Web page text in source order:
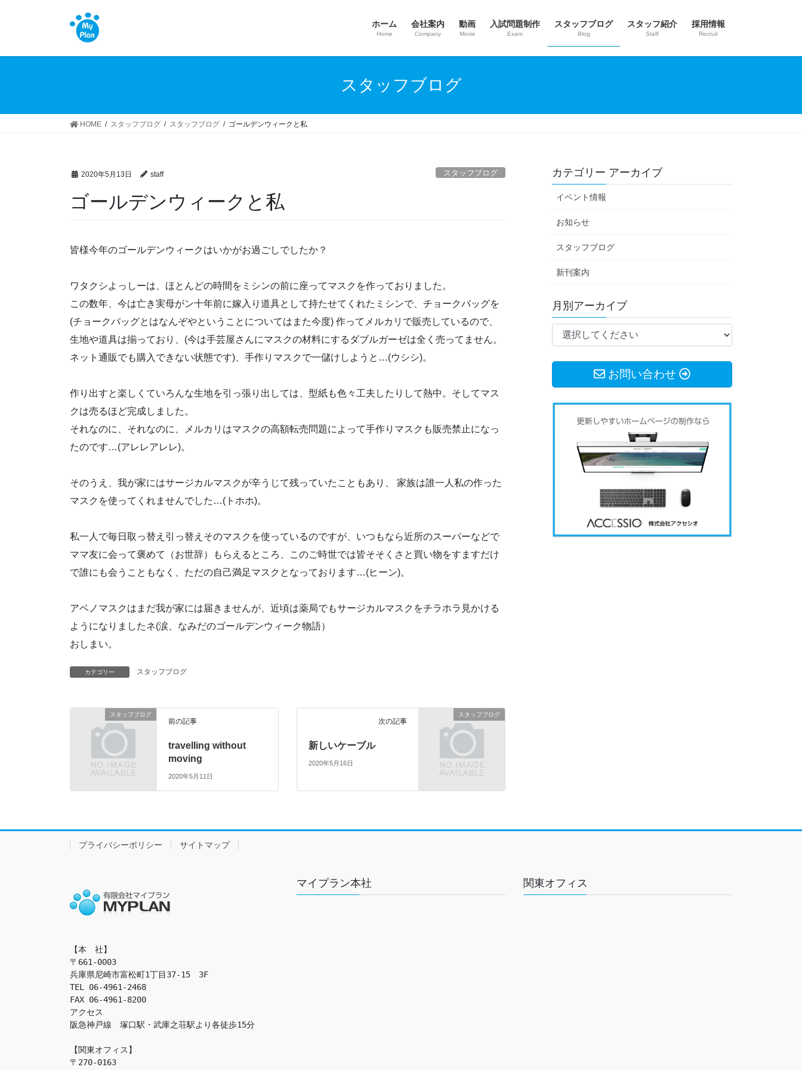
ホーム
Home
会社案内
Company
動画
Movie
入試問題制作
Exam
スタッフブログ
Blog
スタッフ紹介
Staff
採用情報
Recruit
スタッフブログ
HOME スタッフブログ スタッフブログ ゴールデンウィークと私
2020年5月13日 staff スタッフブログ
ゴールデンウィークと私
皆様今年のゴールデンウィークはいかがお過ごしでしたか？
ワタクシよっしーは、ほとんどの時間をミシンの前に座ってマスクを作っておりました。
この数年、今は亡き実母がン十年前に嫁入り道具として持たせてくれたミシンで、チョークバッグを
(チョークバッグとはなんぞやということについてはまた今度) 作ってメルカリで販売しているので、
生地や道具は揃っており、(今は手芸屋さんにマスクの材料にするダブルガーゼは全く売ってません。
ネット通販でも購入できない状態です)、手作りマスクで一儲けしようと…(ウシシ)。
作り出すと楽しくていろんな生地を引っ張り出しては、型紙も色々工夫したりして熱中。そしてマス
クは売るほど完成しました。
それなのに、それなのに、メルカリはマスクの高額転売問題によって手作りマスクも販売禁止になっ
たのです…(アレレアレレ)。
そのうえ、我が家にはサージカルマスクが辛うじて残っていたこともあり、 家族は誰一人私の作った
マスクを使ってくれませんでした…(トホホ)。
私一人で毎日取っ替え引っ替えそのマスクを使っているのですが、いつもなら近所のスーパーなどで
ママ友に会って褒めて（お世辞）もらえるところ、このご時世では皆そそくさと買い物をすますだけ
で誰にも会うこともなく、ただの自己満足マスクとなっております…(ヒーン)。
アベノマスクはまだ我が家には届きませんが、近頃は薬局でもサージカルマスクをチラホラ見かける
ようになりましたネ(涙、なみだのゴールデンウィーク物語）
おしまい。
カテゴリー スタッフブログ
スタッフブログ
前の記事
travelling without
moving
2020年5月11日
スタッフブログ
次の記事
新しいケーブル
2020年5月16日
カテゴリー アーカイブ
イベント情報
お知らせ
スタッフブログ
新刊案内
月別アーカイブ
お問い合わせ
プライバシーポリシー サイトマップ
【本　社】
〒661-0003
兵庫県尼崎市富松町1丁目37-15　3F
TEL 06-4961-2468
FAX 06-4961-8200
アクセス
阪急神戸線　塚口駅・武庫之荘駅より各徒歩15分
【関東オフィス】
〒270-0163
マイプラン本社 関東オフィス